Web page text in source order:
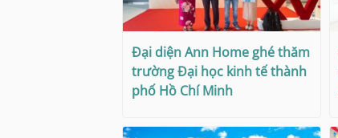
Đại diện Ann Home ghé thăm
trường Đại học kinh tế thành
phố Hồ Chí Minh